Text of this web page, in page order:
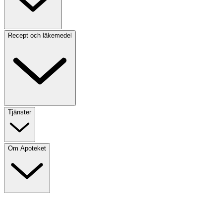
Recept och läkemedel
Tjänster
Om Apoteket